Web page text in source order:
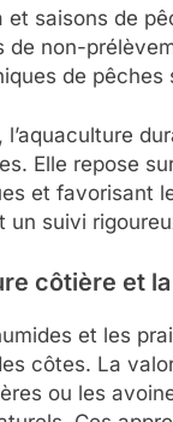
et saisons de
de non-
de
l’aquaculture
Elle repose
et favorisant
un suivi
côtière et
et les
côtes. La
ou les